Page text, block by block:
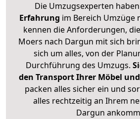
Die Umzugsexperten haben
Erfahrung im Bereich Umzüge
kennen die Anforderungen,
Moers nach Dargun mit sich
sich um alles, von der
Durchführung des Umzugs.
den Transport Ihrer Möbel
packen alles sicher ein und
alles rechtzeitig an Ihrem
Dargun